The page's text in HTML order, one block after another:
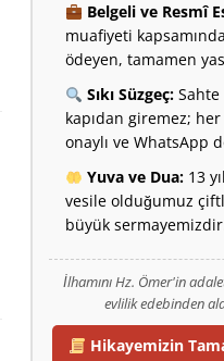
Belgeli ve Resmî
muafiyeti
ödeyen, tamamen
Sıkı Süzgeç:Sahte
kapıdan giremez;
onaylı ve WhatsApp
Yuva ve Dua:13
vesile olduğumuz
büyük
İlhamını Hz. Ömer'in
evlilik edebinden
Hikayemizin